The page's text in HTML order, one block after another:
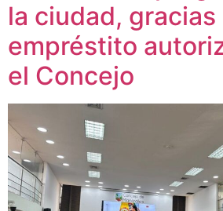
la ciudad, gracias
empréstito
el Concejo